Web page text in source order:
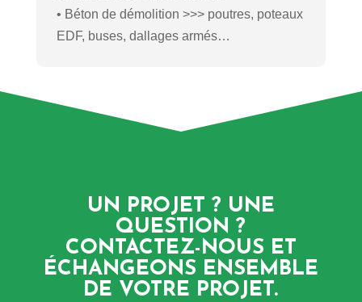
• Béton de démolition >>> poutres, poteaux
EDF, buses, dallages armés…
UN PROJET ? UNE
QUESTION ?
CONTACTEZ-NOUS ET
ÉCHANGEONS ENSEMBLE
DE VOTRE PROJET.